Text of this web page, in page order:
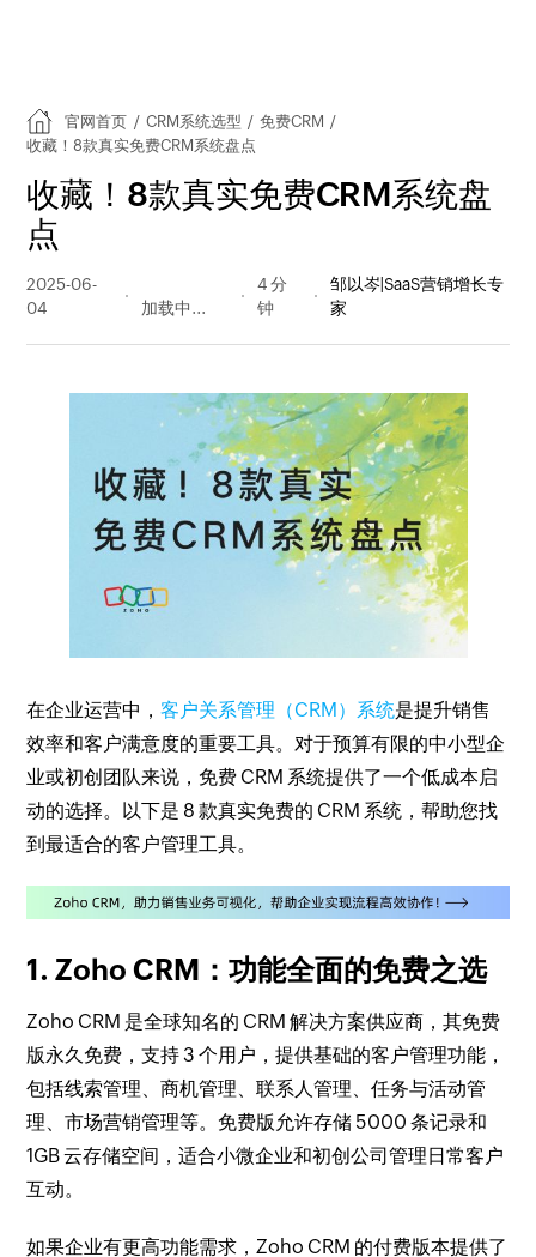
官网首页 / CRM系统选型 / 免费CRM /
收藏！8款真实免费CRM系统盘点
收藏！8款真实免费CRM系统盘
点
2025-06-
04
量
4 分
钟
邹以岑|SaaS营销增长专
家
在企业运营中，客户关系管理（CRM）系统是提升销售
效率和客户满意度的重要工具。对于预算有限的中小型企
业或初创团队来说，免费 CRM 系统提供了一个低成本启
动的选择。以下是 8 款真实免费的 CRM 系统，帮助您找
到最适合的客户管理工具。
1. Zoho CRM：功能全面的免费之选
Zoho CRM 是全球知名的 CRM 解决方案供应商，其免费
版永久免费，支持 3 个用户，提供基础的客户管理功能，
包括线索管理、商机管理、联系人管理、任务与活动管
理、市场营销管理等。免费版允许存储 5000 条记录和
1GB 云存储空间，适合小微企业和初创公司管理日常客户
互动。
如果企业有更高功能需求，Zoho CRM 的付费版本提供了